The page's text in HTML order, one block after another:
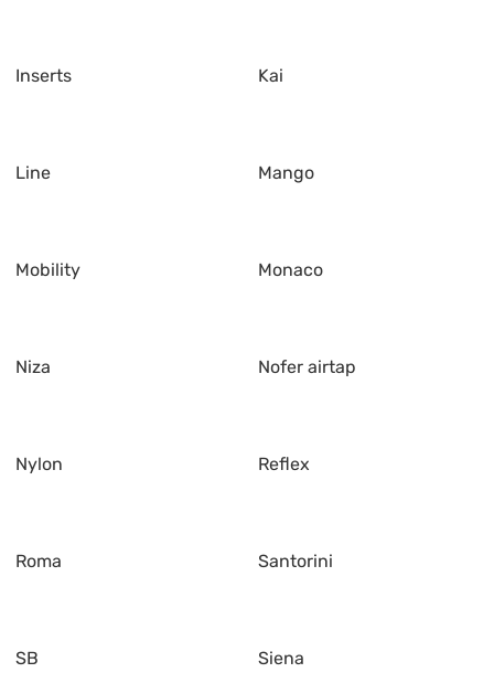
Inserts Kai
Line Mango
Mobility Monaco
Niza Nofer airtap
Nylon Reflex
Roma Santorini
SB Siena